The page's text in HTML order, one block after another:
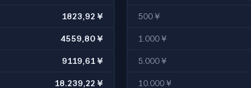
1823,92 ¥
4559,80 ¥
9119,61 ¥
18.239,22 ¥
500 ¥
1.000 ¥
5.000 ¥
10.000 ¥